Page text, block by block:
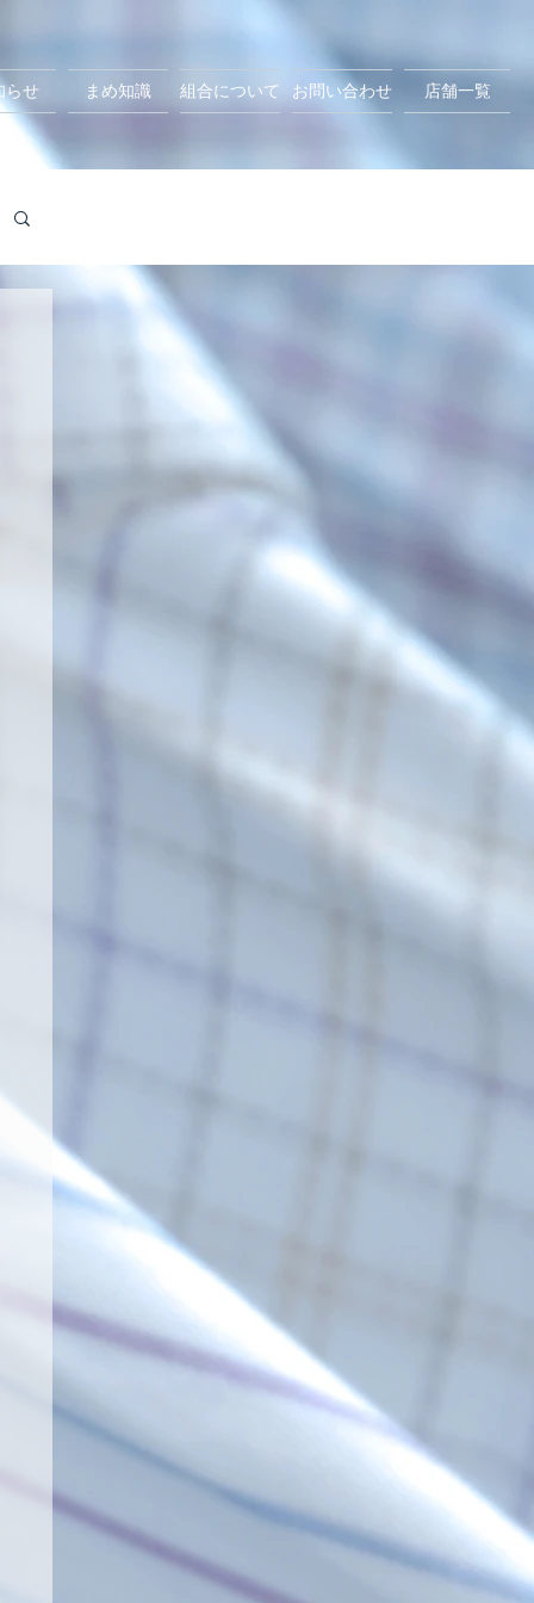
らせ まめ知識 組合について お問い合わせ 店舗一覧